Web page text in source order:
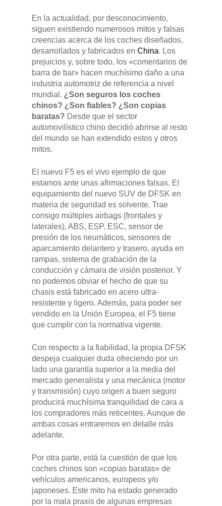
En la actualidad, por desconocimiento,
siguen existiendo numerosos mitos y falsas
creencias acerca de los coches diseñados,
desarrollados y fabricados en China. Los
prejuicios y, sobre todo, los «comentarios de
barra de bar» hacen muchísimo daño a una
industria automotriz de referencia a nivel
mundial. ¿Son seguros los coches
chinos? ¿Son fiables? ¿Son copias
baratas? Desde que el sector
automovilístico chino decidió abrirse al resto
del mundo se han extendido estos y otros
mitos.
El nuevo F5 es el vivo ejemplo de que
estamos ante unas afirmaciones falsas. El
equipamiento del nuevo SUV de DFSK en
materia de seguridad es solvente. Trae
consigo múltiples airbags (frontales y
laterales), ABS, ESP, ESC, sensor de
presión de los neumáticos, sensores de
aparcamiento delantero y trasero, ayuda en
rampas, sistema de grabación de la
conducción y cámara de visión posterior. Y
no podemos obviar el hecho de que su
chasis está fabricado en acero ultra-
resistente y ligero. Además, para poder ser
vendido en la Unión Europea, el F5 tiene
que cumplir con la normativa vigente.
Con respecto a la fiabilidad, la propia DFSK
despeja cualquier duda ofreciendo por un
lado una garantía superior a la media del
mercado generalista y una mecánica (motor
y transmisión) cuyo origen a buen seguro
producirá muchísima tranquilidad de cara a
los compradores más reticentes. Aunque de
ambas cosas entraremos en detalle más
adelante.
Por otra parte, está la cuestión de que los
coches chinos son «copias baratas» de
vehículos americanos, europeos y/o
japoneses. Este mito ha estado generado
por la mala praxis de algunas empresas